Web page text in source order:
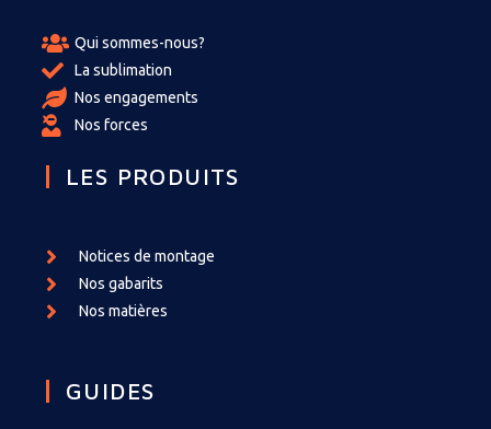
Qui sommes-nous?
La sublimation
Nos engagements
Nos forces
LES PRODUITS
Notices de montage
Nos gabarits
Nos matières
GUIDES